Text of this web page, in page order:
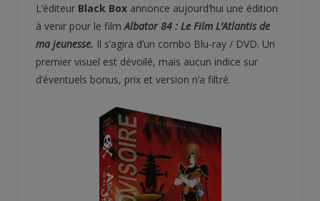
L’éditeur Black Box annonce aujourd’hui une édition
à venir pour le filmAlbator 84 : Le Film L’Atlantis de
ma jeunesse. Il s’agira d’un combo Blu-ray / DVD. Un
premier visuel est dévoilé, mais aucun indice sur
d’éventuels bonus, prix et version n’a filtré.